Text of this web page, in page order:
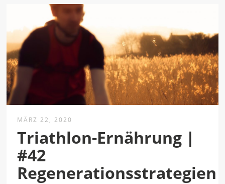
MÄRZ 22, 2020
Triathlon-Ernährung |
#42
Regenerationsstrategien